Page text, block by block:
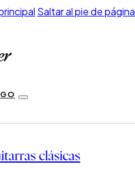
Saltar al pie de página
clásicas